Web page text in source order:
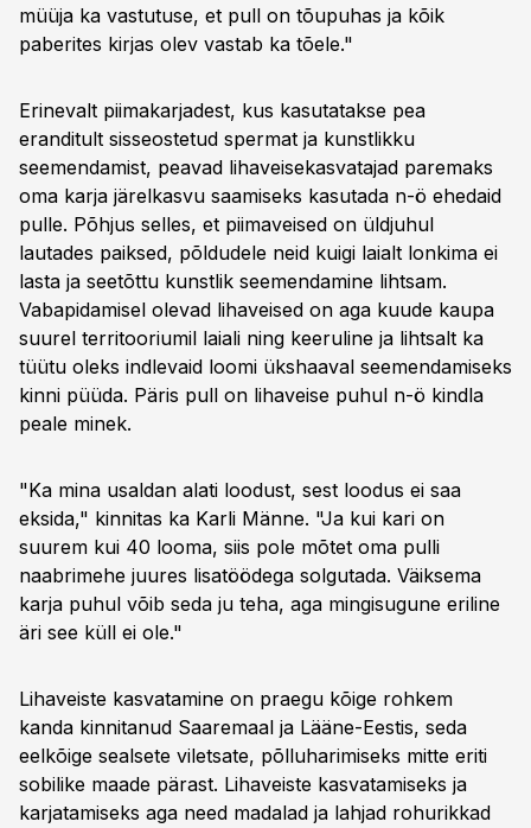
müüja ka vastutuse, et pull on tõupuhas ja kõik
paberites kirjas olev vastab ka tõele."
Erinevalt piimakarjadest, kus kasutatakse pea
eranditult sisseostetud spermat ja kunstlikku
seemendamist, peavad lihaveisekasvatajad paremaks
oma karja järelkasvu saamiseks kasutada n-ö ehedaid
pulle. Põhjus selles, et piimaveised on üldjuhul
lautades paiksed, põldudele neid kuigi laialt lonkima ei
lasta ja seetõttu kunstlik seemendamine lihtsam.
Vabapidamisel olevad lihaveised on aga kuude kaupa
suurel territooriumil laiali ning keeruline ja lihtsalt ka
tüütu oleks indlevaid loomi ükshaaval seemendamiseks
kinni püüda. Päris pull on lihaveise puhul n-ö kindla
peale minek.
"Ka mina usaldan alati loodust, sest loodus ei saa
eksida," kinnitas ka Karli Männe. "Ja kui kari on
suurem kui 40 looma, siis pole mõtet oma pulli
naabrimehe juures lisatöödega solgutada. Väiksema
karja puhul võib seda ju teha, aga mingisugune eriline
äri see küll ei ole."
Lihaveiste kasvatamine on praegu kõige rohkem
kanda kinnitanud Saaremaal ja Lääne-Eestis, seda
eelkõige sealsete viletsate, põlluharimiseks mitte eriti
sobilike maade pärast. Lihaveiste kasvatamiseks ja
karjatamiseks aga need madalad ja lahjad rohurikkad